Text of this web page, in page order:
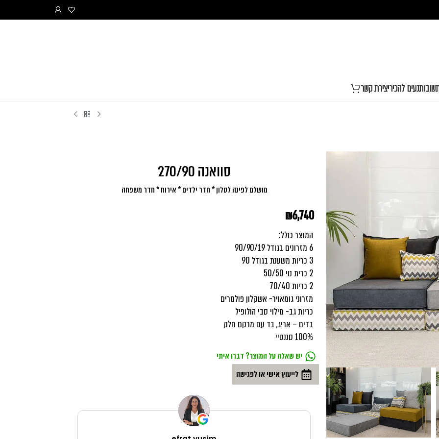
נעים להכיריצירת קשר
סוואנה 270/90
מושלם לפינה לסלון * חדר ילדים * אירוח * חדר משפחה
₪6,740
המוצר כולל:
6 מזרונים בגודל 90/90/19
3 כריות משענת בגודל 90
2 כרית נוי 50/50
2 כריות 70/40
מזרוני גומאויר- אשקלון פולמרים
כריות גב- מילוי סבי הולופיל
בדים – אריג, בד עם מרקם חלק
100% סננטיי
יש שאלה על המוצר? דברו איתי
לייעוץ אישי או לפגישה